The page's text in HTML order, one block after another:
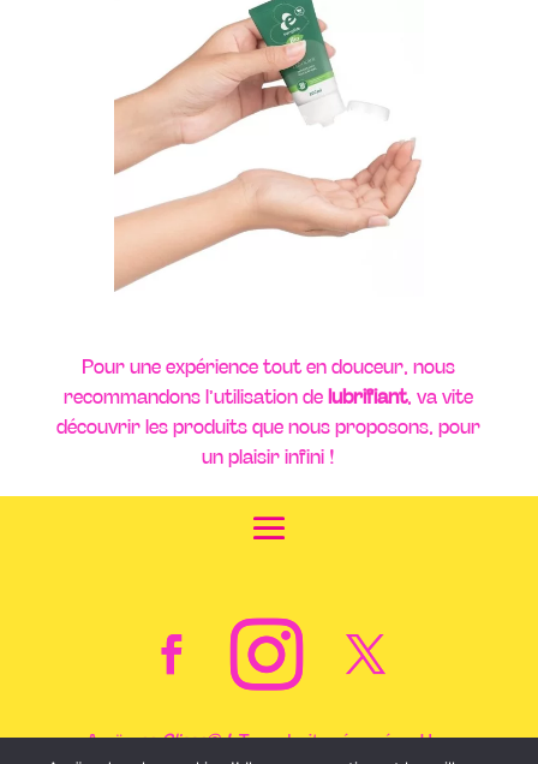
Pour une expérience tout en douceur, nous
recommandons l’utilisation delubrifiant, va vite
découvrir les produits que nous proposons, pour
un plaisir infini !
Anaïs,ça Glisse© !Tous droits réservés – Une